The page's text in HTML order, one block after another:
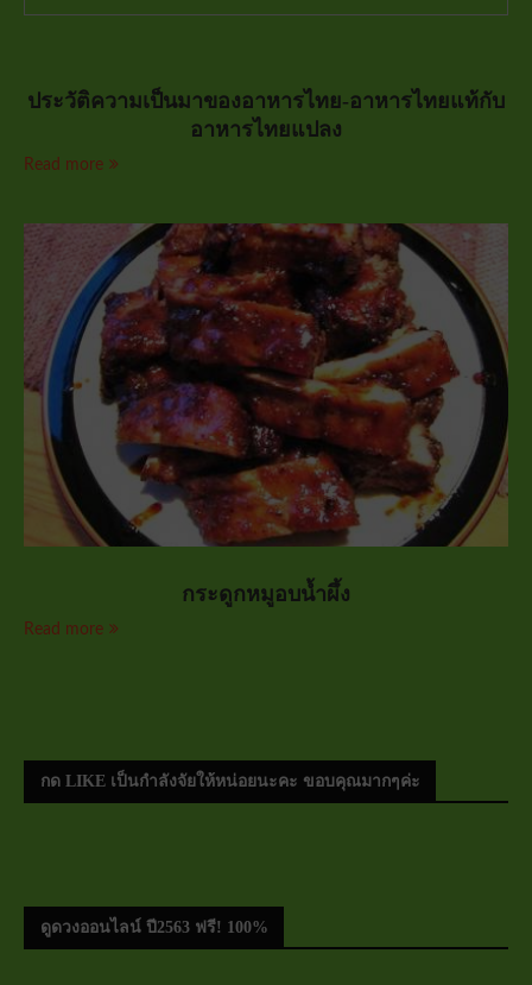
ประวัติความเป็นมาของอาหารไทย-อาหารไทยแท้กับ
อาหารไทยแปลง
Read more
กระดูกหมูอบน้ำผึ้ง
Read more
กด LIKE เป็นกำลังจัยให้หน่อยนะคะ ขอบคุณมากๆค่ะ
ดูดวงออนไลน์ ปี2563 ฟรี! 100%